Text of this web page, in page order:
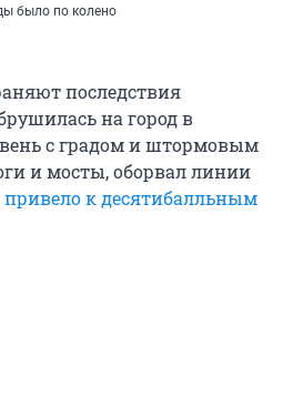
было по колено
последствия
на город в
с градом и штормовым
и мосты, оборвал линии
привело к десятибалльным